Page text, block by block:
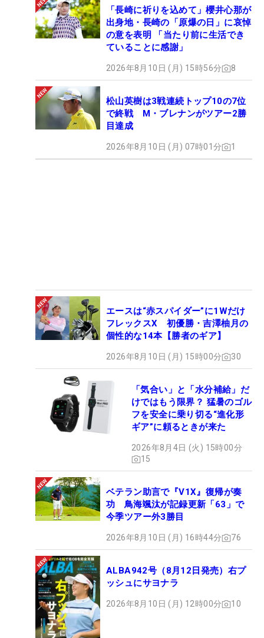
「長崎に祈りを込めて」櫻井心那が
出身地・長崎の「原爆の日」に哀悼
の意を表明 「当たり前に生活でき
ていることに感謝」
2026年8月10日 (月) 15時56分 8
松山英樹は3戦連続トップ10の7位
で終戦 M・ブレナンがツアー2勝
目達成
2026年8月10日 (月) 07時01分 1
エースは“赤スパイダー”に1Wだけ
フレックスX 初優勝・吉澤柚月の
個性的な14本【勝者のギア】
2026年8月10日 (月) 15時00分 30
「気合い」と「水分補給」だ
けではもう限界？ 猛暑のゴル
フを安全に乗り切る“進化形
ギア”に頼るときが来た
2026年8月4日 (火) 15時00分
15
ベテラン助言で『V1X』復帰が奏
功 鳥海颯汰が記録更新「63」で
今季ツアー外3勝目
2026年8月10日 (月) 16時44分 76
ALBA942号（8月12日発売）右プ
ッシュにサヨナラ
2026年8月10日 (月) 12時00分 10